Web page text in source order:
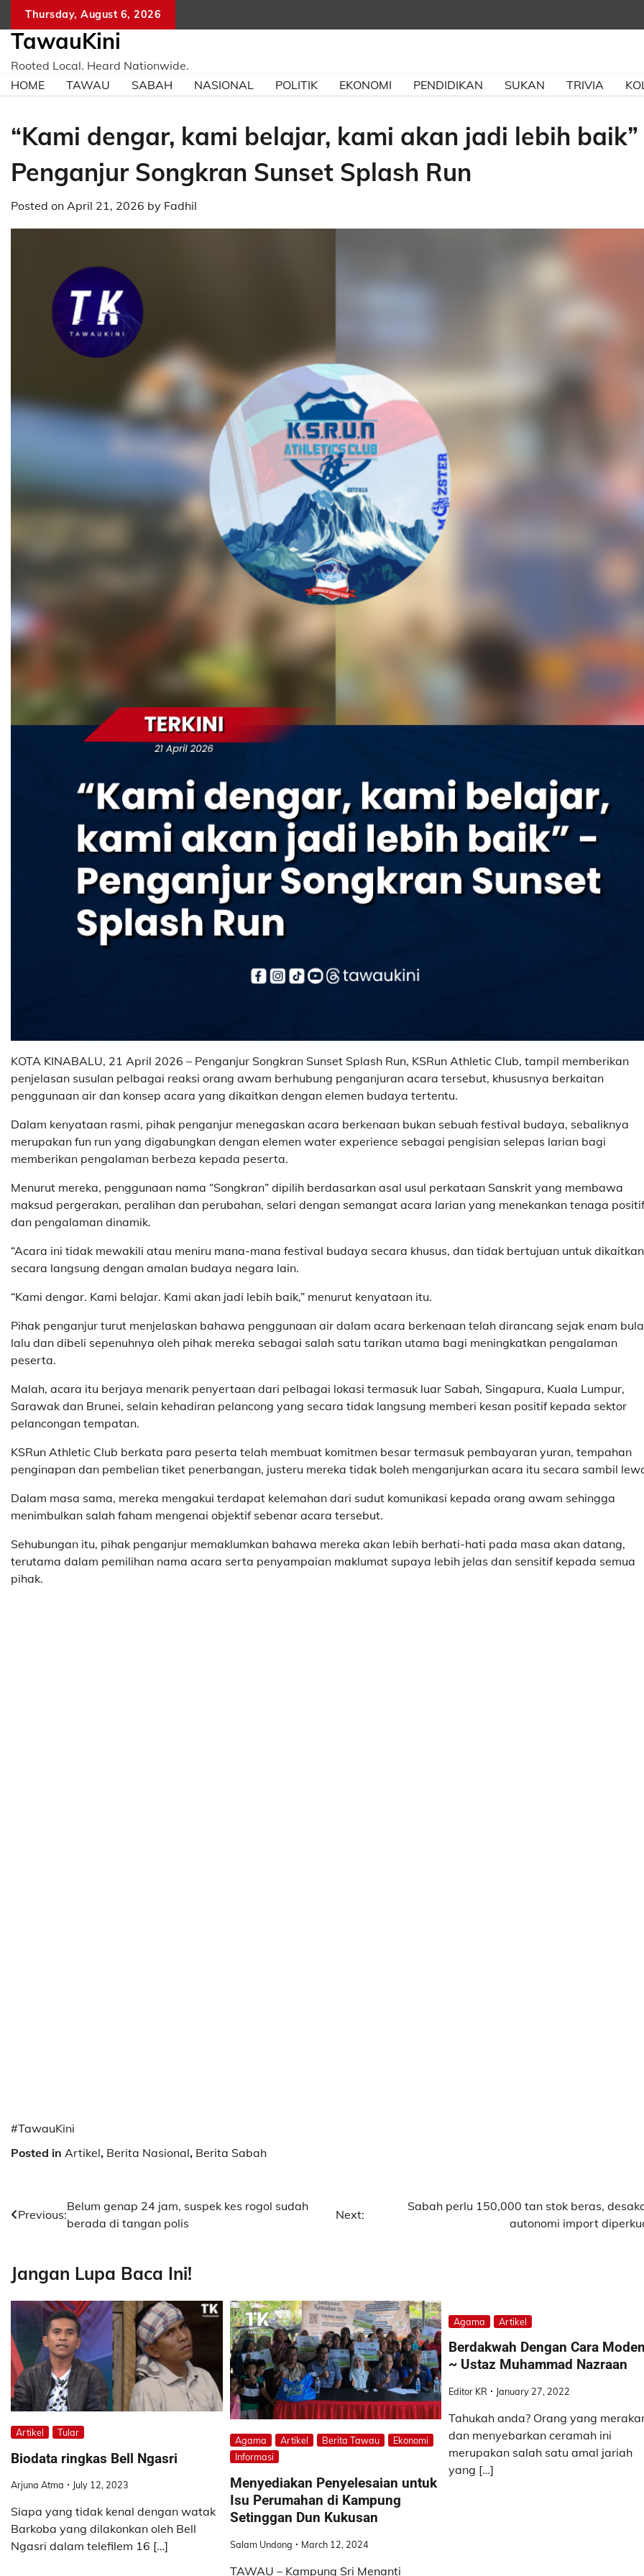
content
Thursday, August 6, 2026
TawauKini
Rooted Local. Heard Nationwide.
HOME
TAWAU SABAH NASIONAL POLITIK EKONOMI PENDIDIKAN SUKAN TRIVIA
“Kami dengar, kami belajar, kami akan jadi lebih baik”
Penganjur Songkran Sunset Splash Run
Posted on April 21, 2026 by Fadhil
KOTA KINABALU, 21 April 2026 – Penganjur Songkran Sunset Splash Run, KSRun Athletic Club, tampil memberikan
penjelasan susulan pelbagai reaksi orang awam berhubung penganjuran acara tersebut, khususnya berkaitan
penggunaan air dan konsep acara yang dikaitkan dengan elemen budaya tertentu.
Dalam kenyataan rasmi, pihak penganjur menegaskan acara berkenaan bukan sebuah festival budaya, sebaliknya
merupakan fun run yang digabungkan dengan elemen water experience sebagai pengisian selepas larian bagi
memberikan pengalaman berbeza kepada peserta.
Menurut mereka, penggunaan nama “Songkran” dipilih berdasarkan asal usul perkataan Sanskrit yang membawa
maksud pergerakan, peralihan dan perubahan, selari dengan semangat acara larian yang menekankan tenaga positif
dan pengalaman dinamik.
“Acara ini tidak mewakili atau meniru mana-mana festival budaya secara khusus, dan tidak bertujuan untuk dikaitkan
secara langsung dengan amalan budaya negara lain.
“Kami dengar. Kami belajar. Kami akan jadi lebih baik,” menurut kenyataan itu.
Pihak penganjur turut menjelaskan bahawa penggunaan air dalam acara berkenaan telah dirancang sejak enam
lalu dan dibeli sepenuhnya oleh pihak mereka sebagai salah satu tarikan utama bagi meningkatkan pengalaman
peserta.
Malah, acara itu berjaya menarik penyertaan dari pelbagai lokasi termasuk luar Sabah, Singapura, Kuala Lumpur,
Sarawak dan Brunei, selain kehadiran pelancong yang secara tidak langsung memberi kesan positif kepada sektor
pelancongan tempatan.
KSRun Athletic Club berkata para peserta telah membuat komitmen besar termasuk pembayaran yuran, tempahan
penginapan dan pembelian tiket penerbangan, justeru mereka tidak boleh menganjurkan acara itu secara sambil
Dalam masa sama, mereka mengakui terdapat kelemahan dari sudut komunikasi kepada orang awam sehingga
menimbulkan salah faham mengenai objektif sebenar acara tersebut.
Sehubungan itu, pihak penganjur memaklumkan bahawa mereka akan lebih berhati-hati pada masa akan datang,
terutama dalam pemilihan nama acara serta penyampaian maklumat supaya lebih jelas dan sensitif kepada semua
pihak.
#TawauKini
Posted in Artikel, Berita Nasional, Berita Sabah
Post
Previous:
Belum genap 24 jam, suspek kes rogol sudah
berada di tangan polis
Next:
Sabah perlu 150,000 tan stok beras,
autonomi import
Jangan Lupa Baca Ini!
Artikel Tular
Biodata ringkas Bell Ngasri
Arjuna Atma July 12, 2023
Siapa yang tidak kenal dengan watak
Barkoba yang dilakonkan oleh Bell
Ngasri dalam telefilem 16 […]
Agama Artikel Berita Tawau
Ekonomi
Informasi
Menyediakan Penyelesaian untuk
Isu Perumahan di Kampung
Setinggan Dun Kukusan
Salam Undong March 12, 2024
TAWAU – Kampung Sri Menanti
Agama Artikel
Berdakwah Dengan Cara
~ Ustaz Muhammad Nazraan
Editor KR January 27, 2022
Tahukah anda? Orang yang
dan menyebarkan ceramah ini
merupakan salah satu amal jariah
yang […]